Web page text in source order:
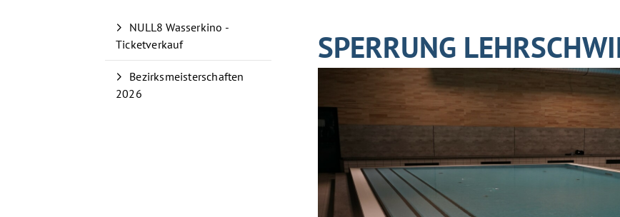
SPERRUNG
NULL8 Wasserkino -
Ticketverkauf
Bezirksmeisterschaften
2026